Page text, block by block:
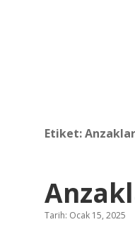
Etiket:
Tarih: Ocak 15, 2025